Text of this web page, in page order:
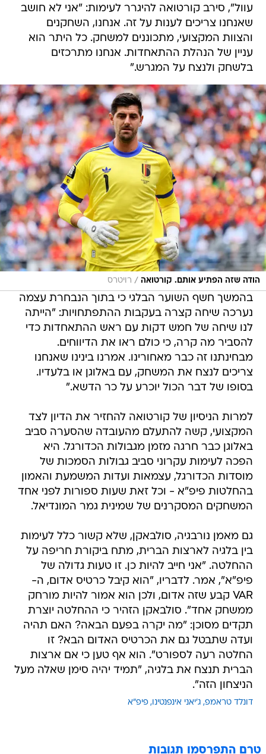
עוול", סירב קורטואה להיגרר לעימות: "אני לא חושב
שאנחנו צריכים לענות על זה. אנחנו, השחקנים
והצוות המקצועי, מתכוננים למשחק. כל היתר הוא
עניין של הנהלת ההתאחדות. אנחנו מתרכזים
בלשחק ולנצח על המגרש."
הודה שזה הפתיע אותם. קורטואה / רויטרס
בהמשך חשף השוער הבלגי כי בתוך הנבחרת עצמה
נערכה שיחה קצרה בעקבות ההתפתחויות: "הייתה
לנו שיחה של חמש דקות עם ראש ההתאחדות כדי
להסביר מה קרה, כי כולם ראו את הדיווחים.
מבחינתנו זה כבר מאחורינו. אמרנו בינינו שאנחנו
צריכים לנצח את המשחק, עם באלוגן או בלעדיו.
בסופו של דבר הכול יוכרע על כר הדשא."
למרות הניסיון של קורטואה להחזיר את הדיון לצד
המקצועי, קשה להתעלם מהעובדה שהסערה סביב
באלוגן כבר חרגה מזמן מגבולות הכדורגל. היא
הפכה לעימות עקרוני סביב גבולות הסמכות של
מוסדות הכדורגל, עצמאות ועדות המשמעת והאמון
בהחלטות פיפ"א - וכל זאת שעות ספורות לפני אחד
המשחקים המסקרנים של שמינית גמר המונדיאל.
גם מאמן נורבגיה, סולבאקן, שלא קשור כלל לעימות
בין בלגיה לארצות הברית, מתח ביקורת חריפה על
ההחלטה. "אני חייב להיות כן. זו טעות גדולה של
פיפ"א", אמר. לדבריו, "הוא קיבל כרטיס אדום, ה-
VAR קבע שזה אדום, ולכן הוא אמור להיות מורחק
ממשחק אחד". סולבאקן הזהיר כי ההחלטה יוצרת
תקדים מסוכן: "מה יקרה בפעם הבאה? האם תהיה
ועדה שתבטל גם את הכרטיס האדום הבא? זו
החלטה רעה לספורט". הוא אף טען כי אם ארצות
הברית תנצח את בלגיה, "תמיד יהיה סימן שאלה מעל
הניצחון הזה".
דונלד טראמפ ג'יאני אינפנטינו פיפ"א
טרם התפרסמו תגובות